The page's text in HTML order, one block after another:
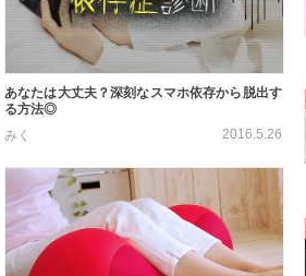
あなたは大丈夫？深刻なスマホ依存から脱出す
る方法◎
みく
2016.5.26